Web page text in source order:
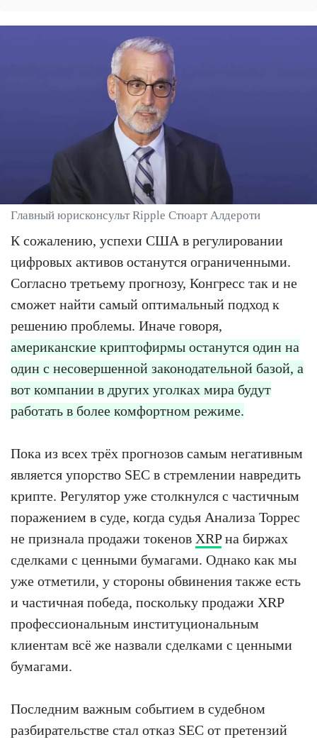
Главный юрисконсульт Ripple Стюарт Алдероти
К сожалению, успехи США в регулировании
цифровых активов останутся ограниченными.
Согласно третьему прогнозу, Конгресс так и не
сможет найти самый оптимальный подход к
решению проблемы. Иначе говоря,
американские криптофирмы останутся один на
один с несовершенной законодательной базой, а
вот компании в других уголках мира будут
работать в более комфортном режиме.
Пока из всех трёх прогнозов самым негативным
является упорство SEC в стремлении навредить
крипте. Регулятор уже столкнулся с частичным
поражением в суде, когда судья Анализа Торрес
не признала продажи токенов XRPна биржах
сделками с ценными бумагами. Однако как мы
уже отметили, у стороны обвинения также есть
и частичная победа, поскольку продажи XRP
профессиональным институциональным
клиентам всё же назвали сделками с ценными
бумагами.
Последним важным событием в судебном
разбирательстве стал отказ SEC от претензий